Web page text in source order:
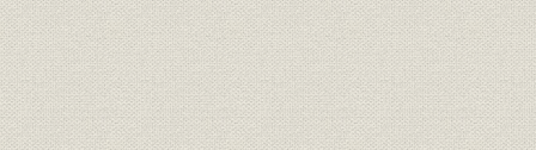
平井工場の操業
第一製薬成田農園とジギタリスの栽培
第三代池田社長の就任